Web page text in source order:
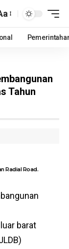
Tahun
Radial Road.
barat